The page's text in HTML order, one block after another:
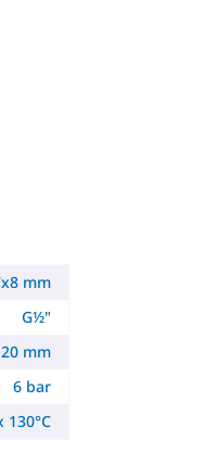
mm
G½"
mm
6 bar
130°C